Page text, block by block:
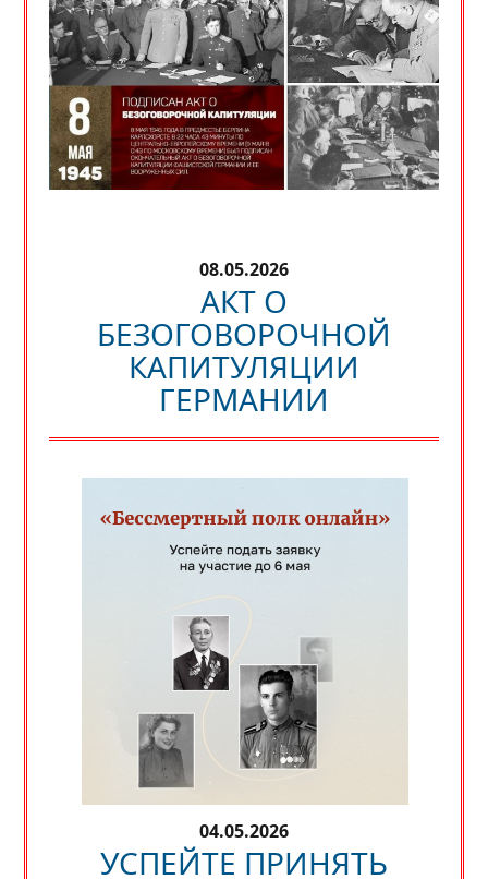
08.05.2026
АКТ О
БЕЗОГОВОРОЧНОЙ
КАПИТУЛЯЦИИ
ГЕРМАНИИ
04.05.2026
УСПЕЙТЕ ПРИНЯТЬ